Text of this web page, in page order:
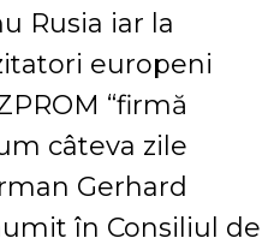
Rusia iar la
europeni
“firmă
câteva zile
Gerhard
în Consiliul de